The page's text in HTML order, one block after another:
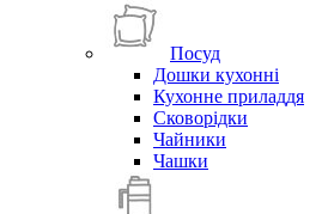
Посуд
Дошки кухонні
Кухонне приладдя
Сковорідки
Чайники
Чашки